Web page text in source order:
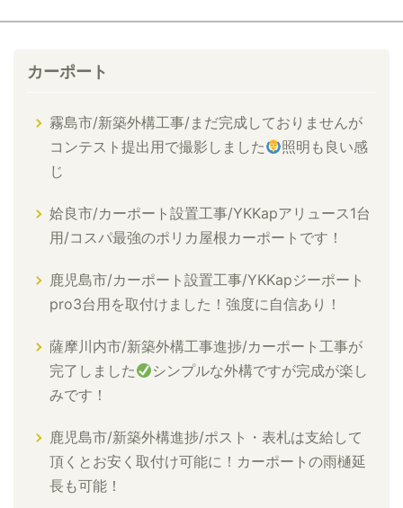
カーポート
霧島市/新築外構工事/まだ完成しておりませんが
コンテスト提出用で撮影しました
照明も良い感
じ
姶良市/カーポート設置工事/YKKapアリュース1台
用/コスパ最強のポリカ屋根カーポートです！
鹿児島市/カーポート設置工事/YKKapジーポート
pro3台用を取付けました！強度に自信あり！
薩摩川内市/新築外構工事進捗/カーポート工事が
完了しました
シンプルな外構ですが完成が楽し
みです！
鹿児島市/新築外構進捗/ポスト・表札は支給して
頂くとお安く取付け可能に！カーポートの雨樋延
長も可能！